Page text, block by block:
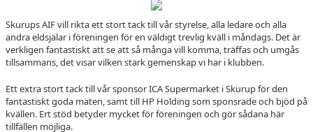
MEDLEM I SKURUPS AIF
SAMARBETSPARTNERS
WEBBSHOP
CUPER
Skurups AIF vill rikta ett stort tack till vår styrelse, alla ledare och alla
andra eldsjälar i föreningen för en väldigt trevlig kväll i måndags. Det är
verkligen fantastiskt att se att så många vill komma, träffas och umgås
tillsammans, det visar vilken stark gemenskap vi har i klubben.
Ett extra stort tack till vår sponsor ICA Supermarket i Skurup för den
fantastiskt goda maten, samt till HP Holding som sponsrade och bjöd på
kvällen. Ert stöd betyder mycket för föreningen och gör sådana här
tillfällen möjliga.